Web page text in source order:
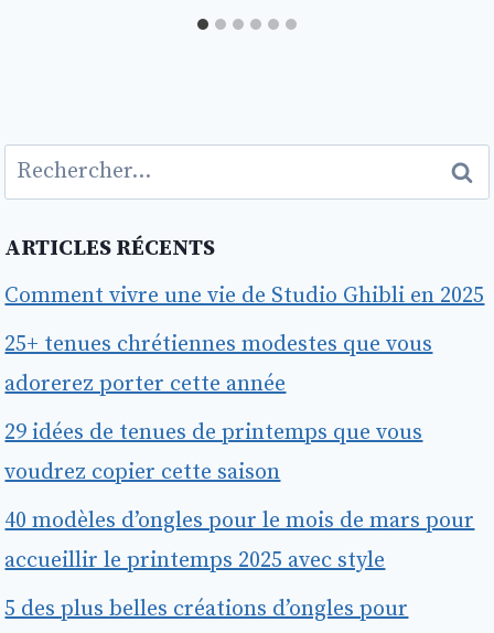
Rechercher :
ARTICLES RÉCENTS
Comment vivre une vie de Studio Ghibli en 2025
25+ tenues chrétiennes modestes que vous
adorerez porter cette année
29 idées de tenues de printemps que vous
voudrez copier cette saison
40 modèles d’ongles pour le mois de mars pour
accueillir le printemps 2025 avec style
5 des plus belles créations d’ongles pour